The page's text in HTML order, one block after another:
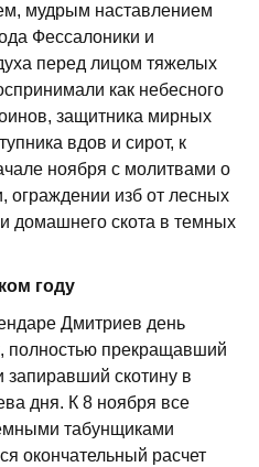
мудрым наставлением
Фессалоники и
перед лицом тяжелых
как небесного
защитника мирных
вдов и сирот, к
ноября с молитвами о
ограждении изб от лесных
домашнего скота в темных
году
Дмитриев день
полностью прекращавший
скотину в
дня. К 8 ноября все
табунщиками
окончательный расчет